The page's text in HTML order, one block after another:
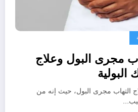
مجرى البول وعلاج
البولية
التهاب مجرى البول، حيث إنه من